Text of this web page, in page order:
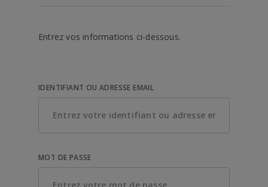
Entrez vos informations ci-dessous.
IDENTIFIANT OU ADRESSE EMAIL
MOT DE PASSE